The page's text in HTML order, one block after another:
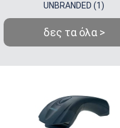
UNBRANDED (1)
δες τα όλα >